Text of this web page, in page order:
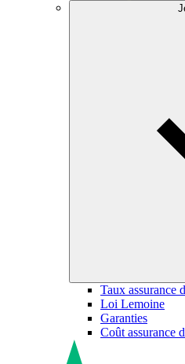
Taux assurance
Loi Lemoine
Garanties
Coût assurance